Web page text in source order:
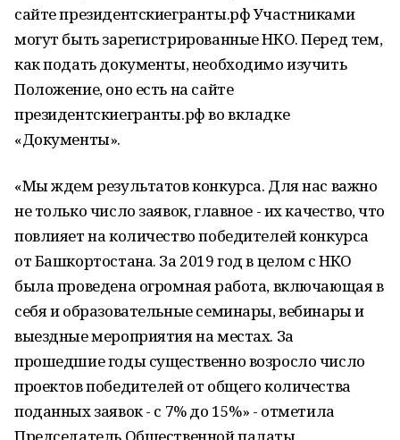
сайте президентскиегранты.рф Участниками
могут быть зарегистрированные НКО. Перед тем,
как подать документы, необходимо изучить
Положение, оно есть на сайте
президентскиегранты.рф во вкладке
«Документы».
«Мы ждем результатов конкурса. Для нас важно
не только число заявок, главное - их качество, что
повлияет на количество победителей конкурса
от Башкортостана. За 2019 год в целом с НКО
была проведена огромная работа, включающая в
себя и образовательные семинары, вебинары и
выездные мероприятия на местах. За
прошедшие годы существенно возросло число
проектов победителей от общего количества
поданных заявок - с 7% до 15%» - отметила